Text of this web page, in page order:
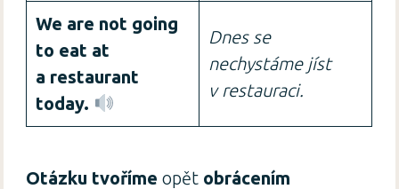
We are not going
to eat at
a restaurant
today.
Dnes se
nechystáme jíst
v restauraci.
Otázku tvořímeopět obrácením